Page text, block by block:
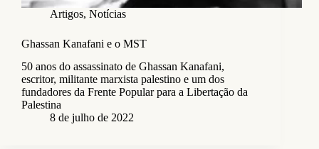
Artigos, Notícias
Ghassan Kanafani e o MST
50 anos do assassinato de Ghassan Kanafani,
escritor, militante marxista palestino e um dos
fundadores da Frente Popular para a Libertação da
Palestina
8 de julho de 2022